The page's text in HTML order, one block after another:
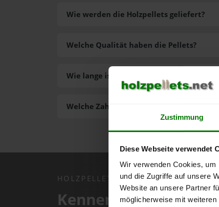
Zustimmung
Diese Webseite verwendet
Wir verwenden Cookies,
und die Zugriffe auf unsere
Website an unsere Partner
möglicherweise mit
Wie werden die Holzpellets geliefert?
Welche Zahlungsarten gibt es?
Welche Qualität haben die Pellets?
Wie lange ist die Lieferzeit der Pellets?
HOLZPELLETS.NET APP
Kennen Sie schon